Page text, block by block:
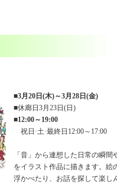
■3月20日(木)～3月28日(金)
■休廊日3月23日(日)
■12:00～19:00
祝日·土·最終日12:00～17:00
「音」から連想した日常の瞬
をイラスト作品に描きます。絵
浮かべたり、お話を探して楽し